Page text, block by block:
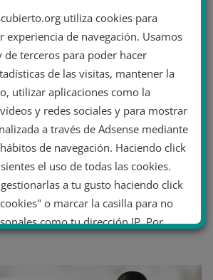
utiliza cookies para
experiencia de navegación. Usamos
de terceros para poder hacer
de las visitas, mantener la
utilizar aplicaciones como la
y redes sociales y para mostrar
a través de Adsense mediante
de navegación. Haciendo click
el uso de todas las cookies.
a tu gusto haciendo click
o marcar la casilla para no
como tu dirección IP. Por